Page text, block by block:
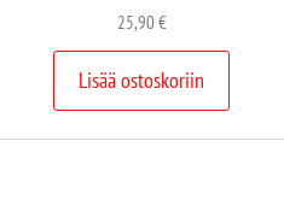
25,90€
Lisää ostoskoriin